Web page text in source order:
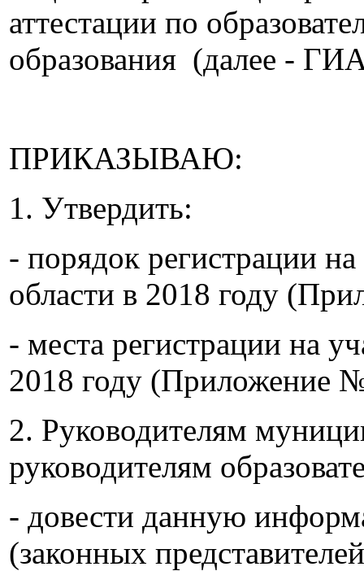
аттестации по
образования (далее -
ПРИКАЗЫВАЮ:
1. Утвердить:
- порядок регистрации
области в 2018 году
- места регистрации на
2018 году (Приложение
2. Руководителям
руководителям
- довести данную
(законных